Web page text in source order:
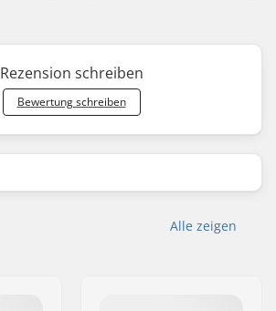
Rezension schreiben
Bewertung schreiben
Alle zeigen